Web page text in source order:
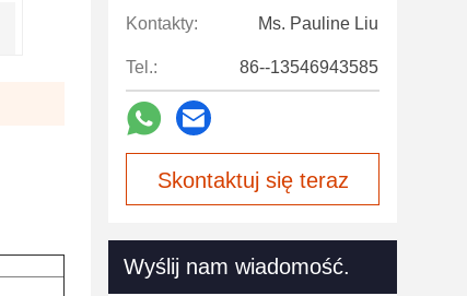
Kontakty: Ms. Pauline Liu
Tel.: 86--13546943585
Skontaktuj się teraz
Wyślij nam wiadomość.